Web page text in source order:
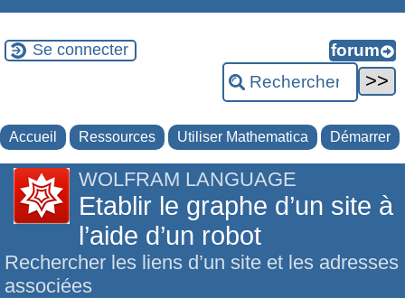
Se connecter
Accueil Ressources Utiliser Mathematica Démarrer
WOLFRAM LANGUAGE
Etablir le graphe d’un site à
l’aide d’un robot
Rechercher les liens d’un site et les adresses
associées